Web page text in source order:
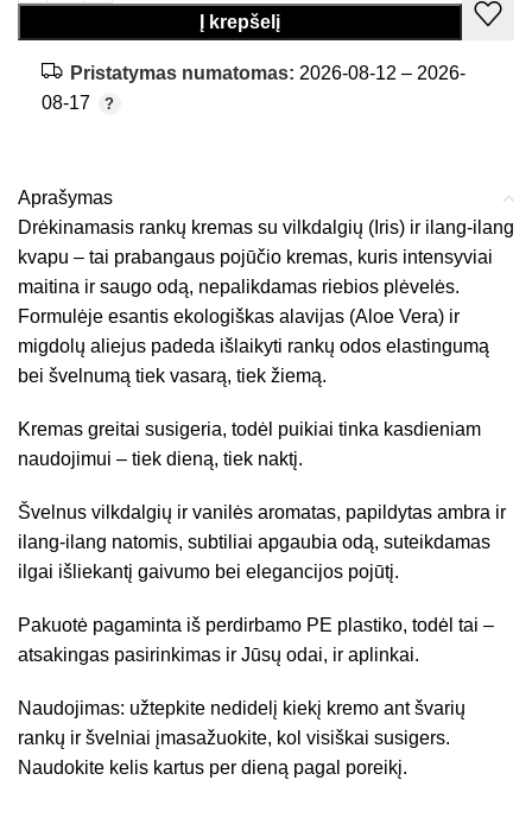
Į krepšelį
Pristatymas numatomas: 2026-08-12 – 2026-
08-17
Aprašymas
Drėkinamasis rankų kremas su vilkdalgių (Iris) ir ilang-ilang
kvapu – tai prabangaus pojūčio kremas, kuris intensyviai
maitina ir saugo odą, nepalikdamas riebios plėvelės.
Formulėje esantis ekologiškas alavijas (Aloe Vera) ir
migdolų aliejus padeda išlaikyti rankų odos elastingumą
bei švelnumą tiek vasarą, tiek žiemą.
Kremas greitai susigeria, todėl puikiai tinka kasdieniam
naudojimui – tiek dieną, tiek naktį.
Švelnus vilkdalgių ir vanilės aromatas, papildytas ambra ir
ilang-ilang natomis, subtiliai apgaubia odą, suteikdamas
ilgai išliekantį gaivumo bei elegancijos pojūtį.
Pakuotė pagaminta iš perdirbamo PE plastiko, todėl tai –
atsakingas pasirinkimas ir Jūsų odai, ir aplinkai.
Naudojimas: užtepkite nedidelį kiekį kremo ant švarių
rankų ir švelniai įmasažuokite, kol visiškai susigers.
Naudokite kelis kartus per dieną pagal poreikį.